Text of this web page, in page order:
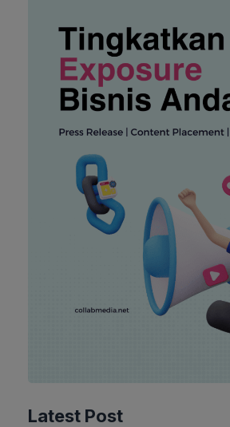
Latest Post